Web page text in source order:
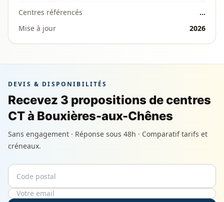
Centres référencés
…
Mise à jour
2026
DEVIS & DISPONIBILITÉS
Recevez 3 propositions de centres
CT à Bouxières-aux-Chênes
Sans engagement · Réponse sous 48h · Comparatif tarifs et
créneaux.
Code postal
Email